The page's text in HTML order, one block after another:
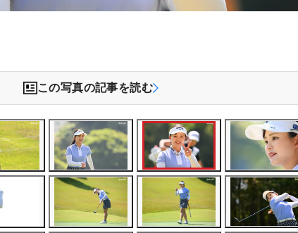
この写真の記事を読む